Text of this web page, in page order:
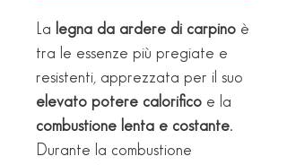
La legna da ardere di carpino è
tra le essenze più pregiate e
resistenti, apprezzata per il suo
elevato potere calorifico e la
combustione lenta e costante.
Durante la combustione